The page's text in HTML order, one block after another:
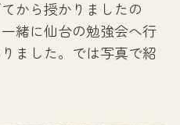
から授かりましたの
緒に仙台の勉強会へ行
ました。では写真で紹